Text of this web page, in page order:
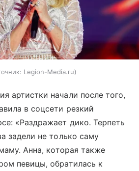
Legion-Media.ru
артистки начали после того,
в соцсети резкий
«Раздражает дико. Терпеть
задели не только саму
Анна, которая также
певицы, обратилась к